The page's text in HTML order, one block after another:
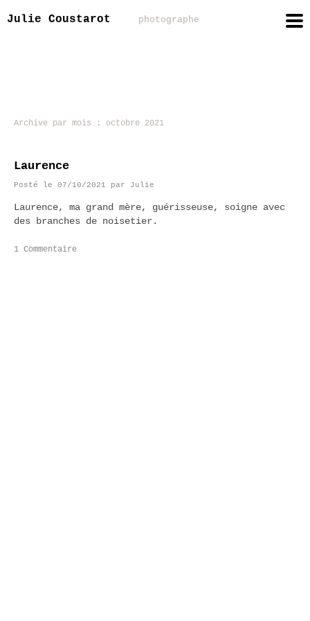
Julie Coustarot photographe
Archive par mois : octobre 2021
Laurence
Posté le 07/10/2021 par Julie
Laurence, ma grand mère, guérisseuse, soigne avec
des branches de noisetier.
1 Commentaire